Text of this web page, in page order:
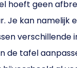
hoeft geen
Je kan namelijk
verschillende
de tafel